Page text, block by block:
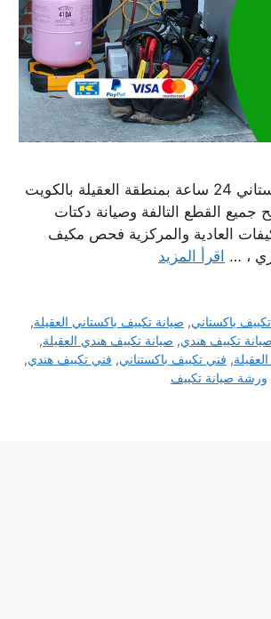
رقم صيانة تكييف العقيلة خدمة فني صيانة تكييف مركزي هندي باكستاني 24 ساعة بمنطقة العقيلة بالكويت
القطع التالفة وصيانة دكتات
العادية والمركزية فحص مكيف
، … اقرأ المزيد
باكستاني, صيانة تكييف باكستاني العقيلة,
صيانة تكييف هندي, صيانة تكييف هندي العقيلة,
, فني تكييف باكستناني, فني تكييف هندي,
ورشة صيانة تكييف